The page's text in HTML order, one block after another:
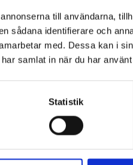
till användarna,
sådana identifierare och
med. Dessa kan i
samlat in när du har
Statistik
på arbetsplatsen
små, diffusa signaler som
kryper uppåt eller en
spänningar och
har både
högt pris. Prehab för företag
tidiga signaler och agera
är ett förebyggande och
fokus ligger på att skapa
och verksamhet
innebär